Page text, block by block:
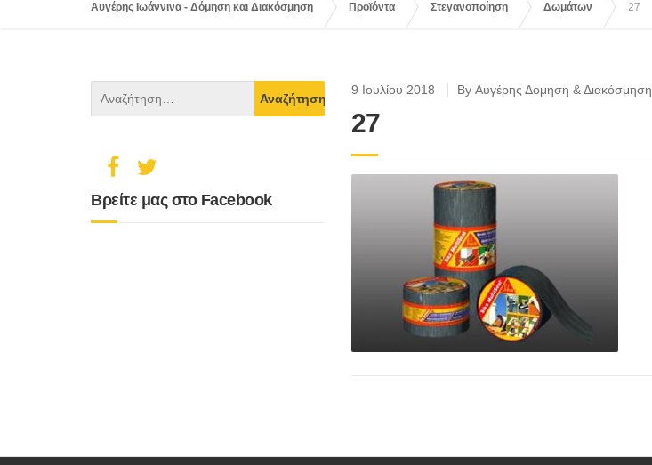
Αυγέρης Ιωάννινα - Δόμηση και Διακόσμηση Προϊόντα Στεγανοποίηση Δωμάτων 27
9 Ιουλίου 2018 By Αυγέρης Δομηση & Διακόσμηση
27
Βρείτε μας στο Facebook